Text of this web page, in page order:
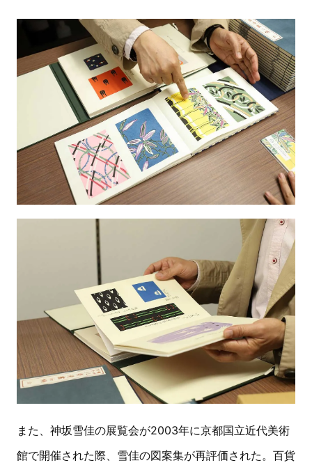
また、神坂雪佳の展覧会が2003年に京都国立近代美術
館で開催された際、雪佳の図案集が再評価された。百貨